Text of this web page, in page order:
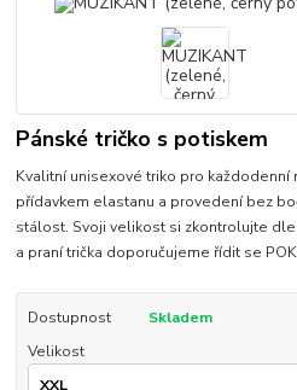
Pánské tričko s potiskem
Kvalitní unisexové triko pro každodenní
přídavkem elastanu a provedení bez
stálost. Svoji velikost si zkontrolujte dle
a praní trička doporučujeme řídit se
Dostupnost
Skladem
Velikost